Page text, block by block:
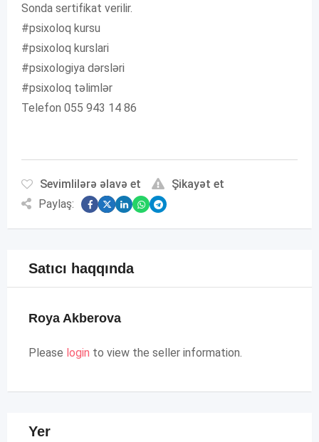
Sonda sertifikat verilir.
#psixoloq kursu
#psixoloq kurslari
#psixologiya dərsləri
#psixoloq təlimlər
Telefon 055 943 14 86
Sevimlilərə əlavə et
Şikayət et
Paylaş:
Satıcı haqqında
Roya Akberova
Please login to view the seller information.
Yer